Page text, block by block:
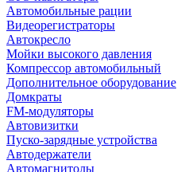
Автомобильные рации
Видеорегистраторы
Автокресло
Мойки высокого давления
Компрессор автомобильный
Дополнительное оборудование
Домкраты
FM-модуляторы
Автовизитки
Пуско-зарядные устройства
Автодержатели
Автомагнитолы